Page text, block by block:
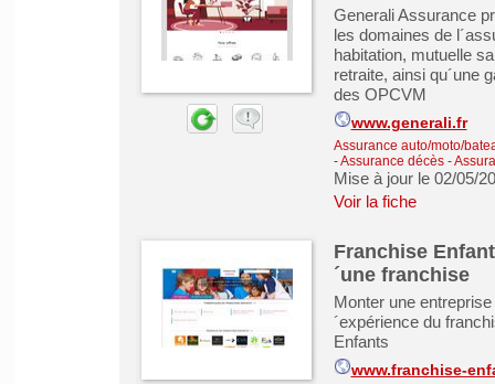
Generali Assurance
les domaines de
habitation, mutuelle
retraite, ainsi qu´une
des OPCVM
www.generali.fr
Assurance auto/moto/
- Assurance décès-
Mise à jour le 02/05/
Voir la fiche
Franchise
´une franchise
Monter une
´expérience du
Enfants
www.franchise-